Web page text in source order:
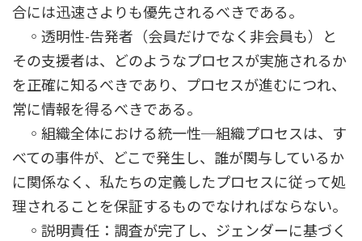
合には迅速さよりも優先されるべきである。
◦透明性-告発者（会員だけでなく非会員も）と
その支援者は、どのようなプロセスが実施されるか
を正確に知るべきであり、プロセスが進むにつれ、
常に情報を得るべきである。
◦組織全体における統一性─組織プロセスは、す
べての事件が、どこで発生し、誰が関与しているか
に関係なく、私たちの定義したプロセスに従って処
理されることを保証するものでなければならない。
◦説明責任：調査が完了し、ジェンダーに基づく